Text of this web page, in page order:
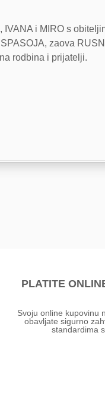
i MIRO s
zaova
rodbina i prijatelji.
PLATITE
Svoju online kupovinu
obavljate sigurno
standardima